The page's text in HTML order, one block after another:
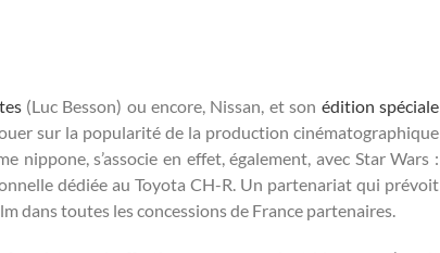
(Luc Besson) ou encore, Nissan, et son édition spéciale
sur la popularité de la production cinématographique
s’associe en effet, également, avec Star Wars :
dédiée au Toyota CH-R. Un partenariat qui prévoit
dans toutes les concessions de France partenaires.